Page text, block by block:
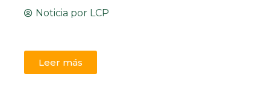
Noticia por LCP
Leer más